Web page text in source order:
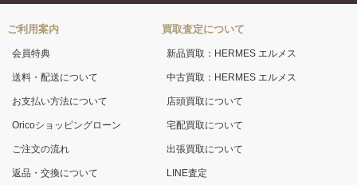
ご利用案内
会員特典
送料・配送について
お支払い方法について
Oricoショッピングローン
ご注文の流れ
返品・交換について
買取査定について
新品買取：HERMES エルメス
中古買取：HERMES エルメス
店頭買取について
宅配買取について
出張買取について
LINE査定